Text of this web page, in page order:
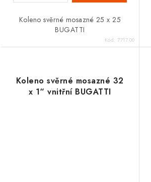
Koleno svěrné mosazné 25 x 25
BUGATTI
Kód:7717.00
Koleno svěrné mosazné 32
x 1“ vnitřní BUGATTI